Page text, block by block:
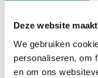
Deze website
We gebruiken
personaliseren, om
en om ons
*